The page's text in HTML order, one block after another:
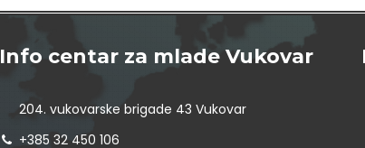
Info centar za mlade Vukovar
204. vukovarske brigade 43 Vukovar
+385 32 450 106